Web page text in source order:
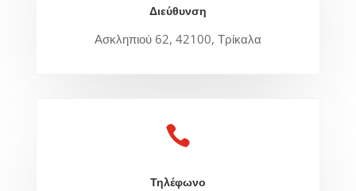
Διεύθυνση
Ασκληπιού 62, 42100, Τρίκαλα

Τηλέφωνο